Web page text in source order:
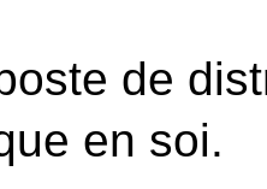
de
en soi.